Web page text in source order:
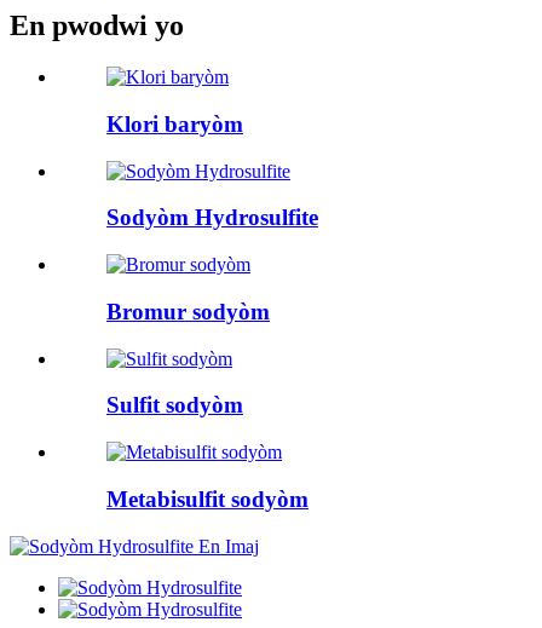
En pwodwi yo
Klori baryòm
Sodyòm Hydrosulfite
Bromur sodyòm
Sulfit sodyòm
Metabisulfit sodyòm